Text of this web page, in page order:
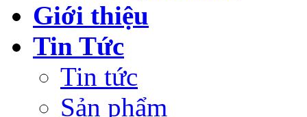
Giới thiệu
Tin Tức
Tin tức
Sản phẩm